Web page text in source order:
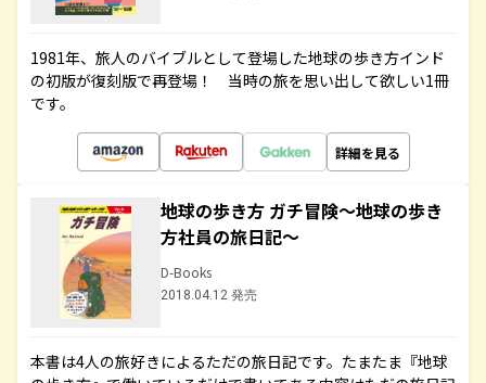
1981年、旅人のバイブルとして登場した地球の歩き方インド
の初版が復刻版で再登場！ 当時の旅を思い出して欲しい1冊
です。
詳細を見る
地球の歩き方 ガチ冒険～地球の歩き
方社員の旅日記～
D-Books
2018.04.12 発売
本書は4人の旅好きによるただの旅日記です。たまたま『地球